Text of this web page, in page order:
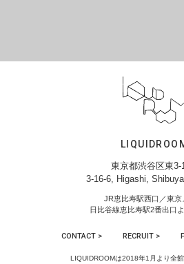
東京都渋谷区東3-
3-16-6, Higashi,
JR恵比寿駅西口／東京
日比谷線恵比寿駅2番出口
CONTACT > RECRUIT >
LIQUIDROOMは2018年1月より全館